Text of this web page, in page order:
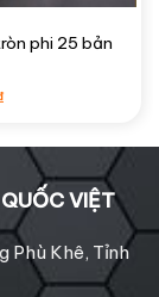
phi 25 bản
VIỆT
Phù Khê, Tỉnh